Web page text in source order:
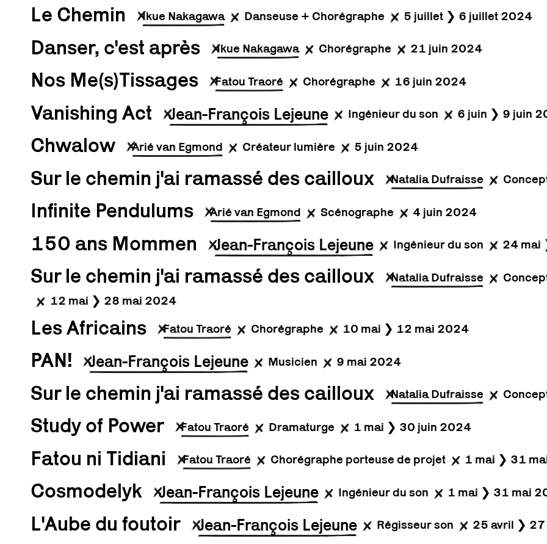
Le Chemin Ikue Nakagawa Danseuse + Chorégraphe 5 juillet ❯ 6 juillet 2024
Danser, c'est après Ikue Nakagawa Chorégraphe 21 juin 2024
Nos Me(s)Tissages Fatou Traoré Chorégraphe 16 juin 2024
Vanishing Act Jean-François Lejeune Ingénieur du son 6 juin ❯ 9 juin
Chwalow Arié van Egmond Créateur lumière 5 juin 2024
Sur le chemin j'ai ramassé des cailloux Natalia Dufraisse
Infinite Pendulums Arié van Egmond Scénographe 4 juin 2024
150 ans Mommen Jean-François Lejeune Ingénieur du son 24 mai
Sur le chemin j'ai ramassé des cailloux Natalia Dufraisse
12 mai ❯ 28 mai 2024
Les Africains Fatou Traoré Chorégraphe 10 mai ❯ 12 mai 2024
PAN! Jean-François Lejeune Musicien 9 mai 2024
Sur le chemin j'ai ramassé des cailloux Natalia Dufraisse
Study of Power Fatou Traoré Dramaturge 1 mai ❯ 30 juin 2024
Fatou ni Tidiani Fatou Traoré Chorégraphe porteuse de projet 1 mai ❯ 31
Cosmodelyk Jean-François Lejeune Ingénieur du son 1 mai ❯ 31 mai
L'Aube du foutoir Jean-François Lejeune Régisseur son 25 avril ❯